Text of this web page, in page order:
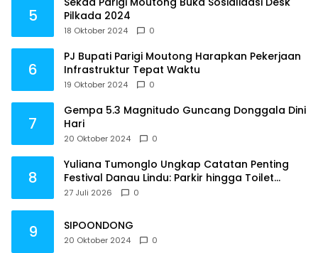
5
Pilkada 2024
18 Oktober 2024 0
6
PJ Bupati Parigi Moutong Harapkan Pekerjaan
Infrastruktur Tepat Waktu
19 Oktober 2024 0
7
Gempa 5.3 Magnitudo Guncang Donggala Dini
Hari
20 Oktober 2024 0
8
Yuliana Tumonglo Ungkap Catatan Penting
Festival Danau Lindu: Parkir hingga Toilet
Harus Jadi Prioritas
27 Juli 2026 0
9 SIPOONDONG
20 Oktober 2024 0